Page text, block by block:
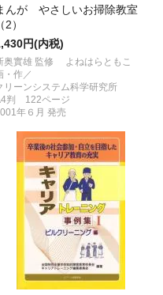
んが やさしいお掃除教室
（2）
円(内税)
奥實雄 監修 よねはらともこ
・作／
リーンシステム科学研究所
判 122ページ
年６月 発売